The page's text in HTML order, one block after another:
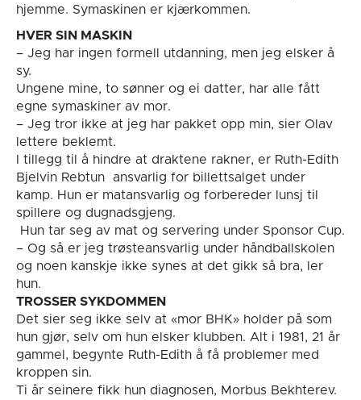
hjemme. Symaskinen er kjærkommen.
HVER SIN MASKIN
– Jeg har ingen formell utdanning, men jeg elsker å
sy.
Ungene mine, to sønner og ei datter, har alle fått
egne symaskiner av mor.
– Jeg tror ikke at jeg har pakket opp min, sier Olav
lettere beklemt.
I tillegg til å hindre at draktene rakner, er Ruth-Edith
Bjelvin Rebtun ansvarlig for billettsalget under
kamp. Hun er matansvarlig og forbereder lunsj til
spillere og dugnadsgjeng.
Hun tar seg av mat og servering under Sponsor Cup.
– Og så er jeg trøsteansvarlig under håndballskolen
og noen kanskje ikke synes at det gikk så bra, ler
hun.
TROSSER SYKDOMMEN
Det sier seg ikke selv at «mor BHK» holder på som
hun gjør, selv om hun elsker klubben. Alt i 1981, 21 år
gammel, begynte Ruth-Edith å få problemer med
kroppen sin.
Ti år seinere fikk hun diagnosen, Morbus Bekhterev.